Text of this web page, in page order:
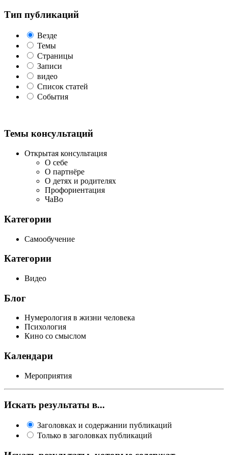
Тип публикаций
Везде
Темы
Страницы
Записи
видео
Список статей
События
Темы консультаций
Открытая консультация
О себе
О партнёре
О детях и родителях
Профориентация
ЧаВо
Категории
Самообучение
Категории
Видео
Блог
Нумерология в жизни человека
Психология
Кино со смыслом
Календари
Мероприятия
Искать результаты в...
Заголовках и содержании публикаций
Только в заголовках публикаций